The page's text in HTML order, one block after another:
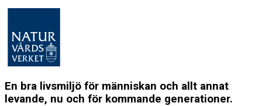
En bra livsmiljö för människan och allt annat
levande, nu och för kommande generationer.